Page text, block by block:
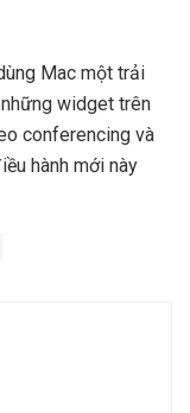
Mac một trải
widget trên
conferencing và
hành mới này